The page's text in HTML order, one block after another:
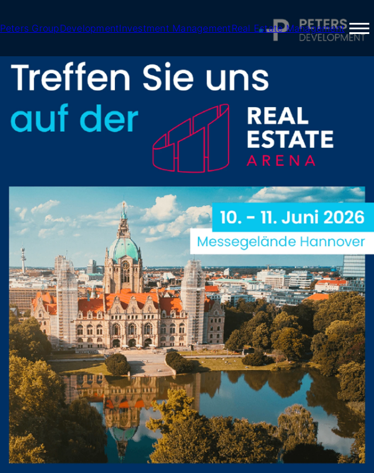
Peters GroupDevelopmentInvestment ManagementReal Estate Management